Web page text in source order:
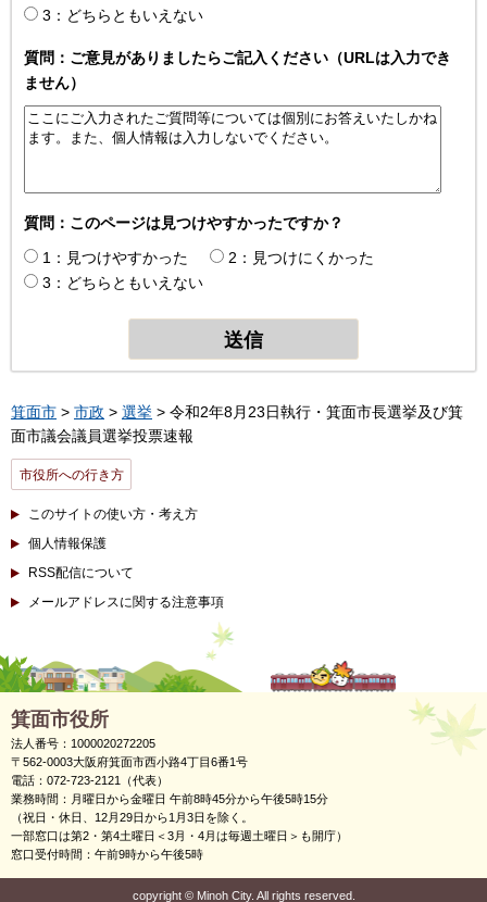
3：どちらともいえない
質問：ご意見がありましたらご記入ください（URLは入力でき
ません）
質問：このページは見つけやすかったですか？
1：見つけやすかった
2：見つけにくかった
3：どちらともいえない
箕面市 > 市政 > 選挙 > 令和2年8月23日執行・箕面市長選挙及び箕
面市議会議員選挙投票速報
市役所への行き方
このサイトの使い方・考え方
個人情報保護
RSS配信について
メールアドレスに関する注意事項
箕面市役所
法人番号：1000020272205
〒562-0003大阪府箕面市西小路4丁目6番1号
電話：072-723-2121（代表）
業務時間：月曜日から金曜日 午前8時45分から午後5時15分
（祝日・休日、12月29日から1月3日を除く。
一部窓口は第2・第4土曜日＜3月・4月は毎週土曜日＞も開庁）
窓口受付時間：午前9時から午後5時
copyright ©Minoh City. All rights reserved.